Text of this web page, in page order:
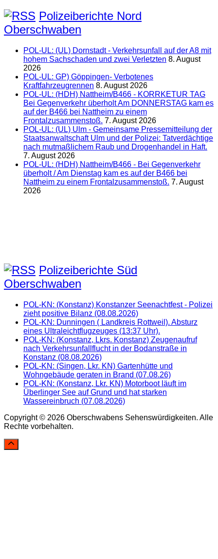
Polizeiberichte Nord
Oberschwaben
POL-UL: (UL) Dornstadt - Verkehrsunfall auf der A8 mit
hohem Sachschaden und zwei Verletzten 8. August
2026
POL-UL: GP) Göppingen- Verbotenes
Kraftfahrzeugrennen 8. August 2026
POL-UL: (HDH) Nattheim/B466 - KORRKETUR TAG
Bei Gegenverkehr überholt Am DONNERSTAG kam es
auf der B466 bei Nattheim zu einem
Frontalzusammenstoß. 7. August 2026
POL-UL: (UL) Ulm - Gemeinsame Pressemitteilung der
Staatsanwaltschaft Ulm und der Polizei: Tatverdächtige
nach mutmaßlichem Raub und Drogenhandel in Haft.
7. August 2026
POL-UL: (HDH) Nattheim/B466 - Bei Gegenverkehr
überholt / Am Dienstag kam es auf der B466 bei
Nattheim zu einem Frontalzusammenstoß. 7. August
2026
Polizeiberichte Süd
Oberschwaben
POL-KN: (Konstanz) Konstanzer Seenachtfest - Polizei
zieht positive Bilanz (08.08.2026)
POL-KN: Dunningen ( Landkreis Rottweil). Absturz
eines Ultraleichtflugzeuges (13:37 Uhr).
POL-KN: (Konstanz, Lkrs. Konstanz) Zeugenaufruf
nach Verkehrsunfallflucht in der Bodanstraße in
Konstanz (08.08.2026)
POL-KN: (Singen, Lkr. KN) Gartenhütte und
Wohngebäude geraten in Brand (07.08.26)
POL-KN: (Konstanz, Lkr. KN) Motorboot läuft im
Überlinger See auf Grund und hat starken
Wassereinbruch (07.08.2026)
Copyright © 2026 Oberschwabens Sehenswürdigkeiten. Alle
Rechte vorbehalten.